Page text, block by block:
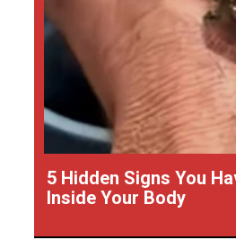
5 Hidden Signs You
Inside Your Body